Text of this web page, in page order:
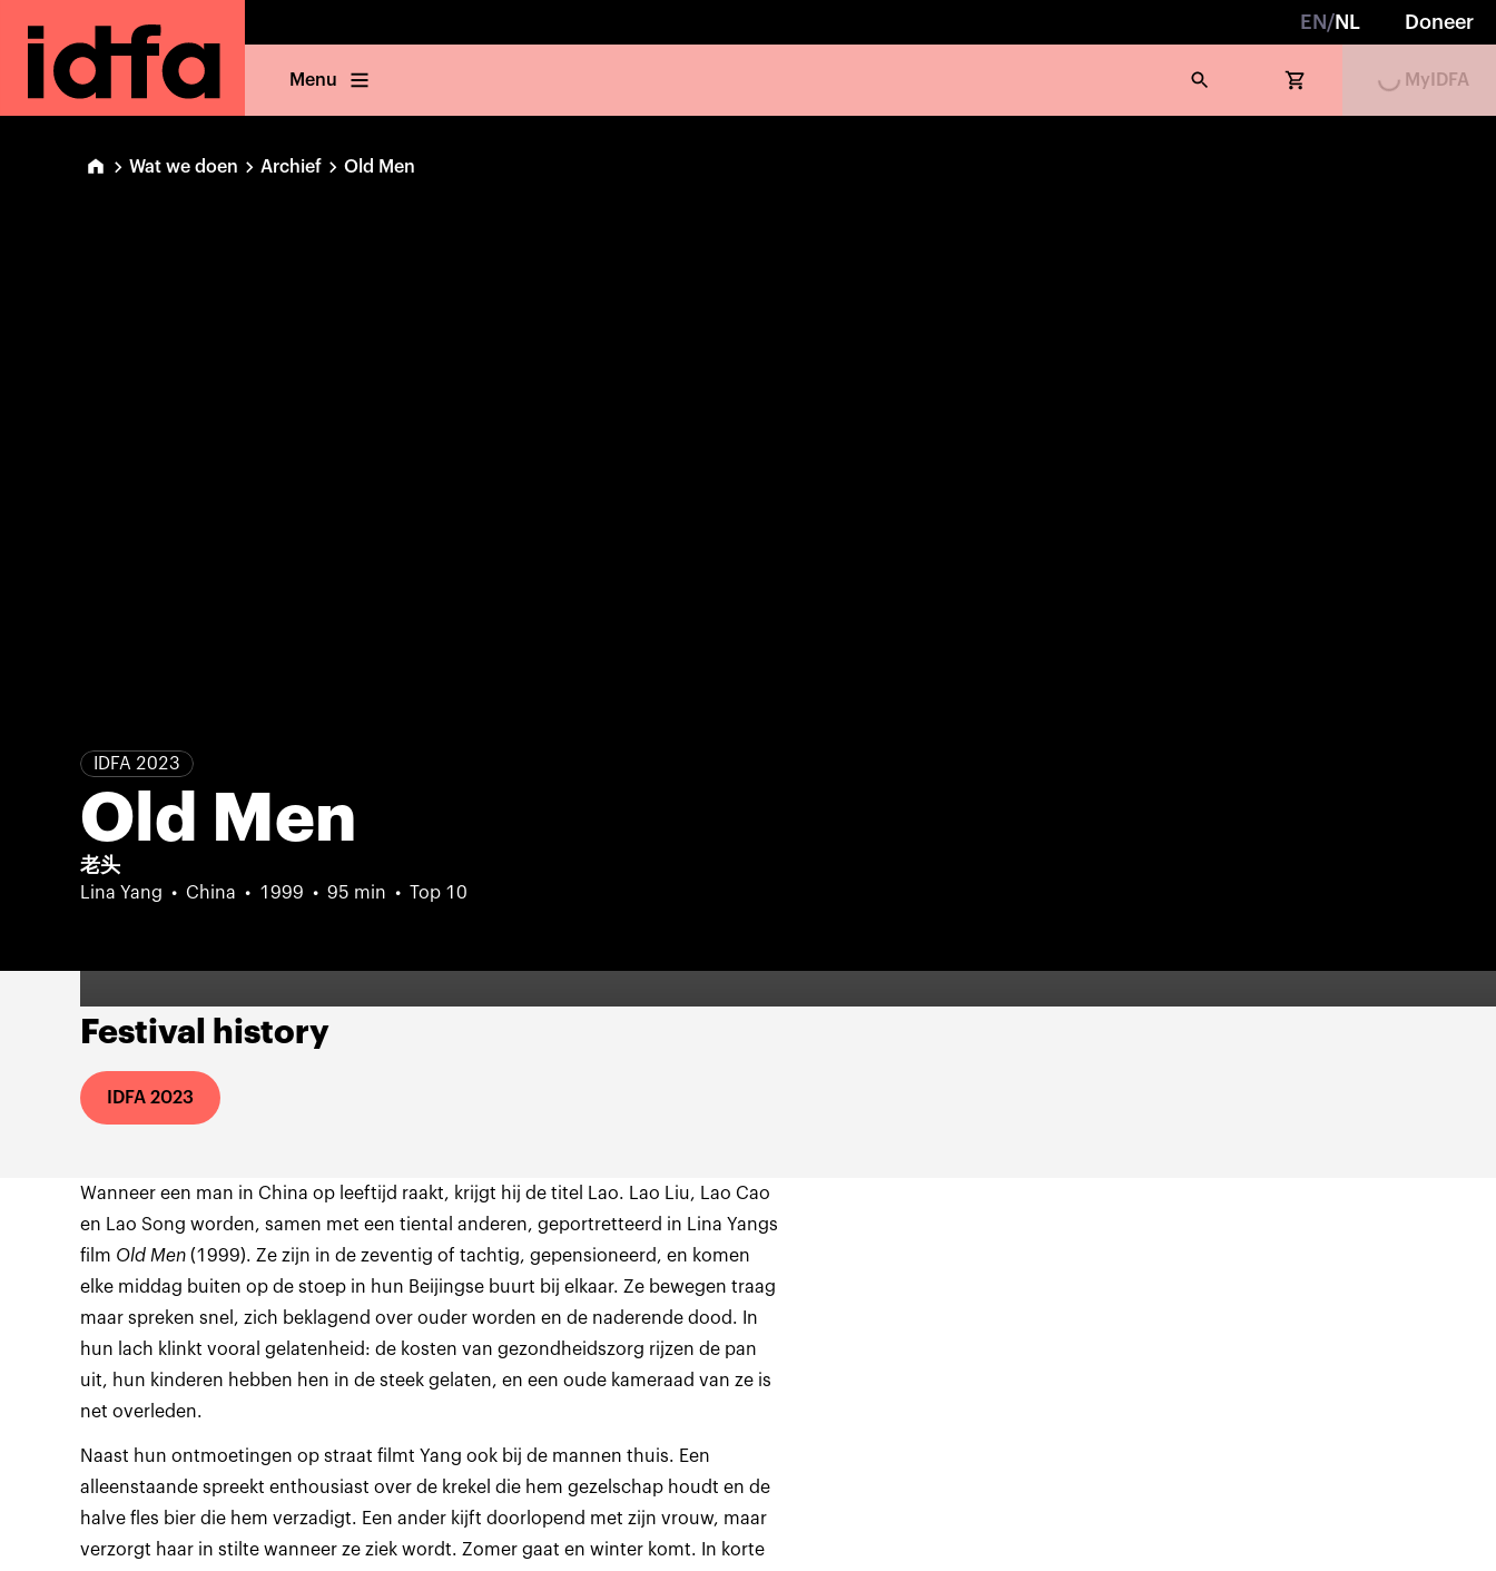
EN /NL Doneer
Menu Loading... MyIDFA
Wat we doen Archief Old Men
IDFA 2023
Old Men
老头
Lina Yang China 1999 95 min Top 10
Festival history
IDFA 2023
Wanneer een man in China op leeftijd raakt, krijgt hij de titel Lao. Lao Liu, Lao Cao
en Lao Song worden, samen met een tiental anderen, geportretteerd in Lina Yangs
film Old Men (1999). Ze zijn in de zeventig of tachtig, gepensioneerd, en komen
elke middag buiten op de stoep in hun Beijingse buurt bij elkaar. Ze bewegen traag
maar spreken snel, zich beklagend over ouder worden en de naderende dood. In
hun lach klinkt vooral gelatenheid: de kosten van gezondheidszorg rijzen de pan
uit, hun kinderen hebben hen in de steek gelaten, en een oude kameraad van ze is
net overleden.
Naast hun ontmoetingen op straat filmt Yang ook bij de mannen thuis. Een
alleenstaande spreekt enthousiast over de krekel die hem gezelschap houdt en de
halve fles bier die hem verzadigt. Een ander kijft doorlopend met zijn vrouw, maar
verzorgt haar in stilte wanneer ze ziek wordt. Zomer gaat en winter komt. In korte